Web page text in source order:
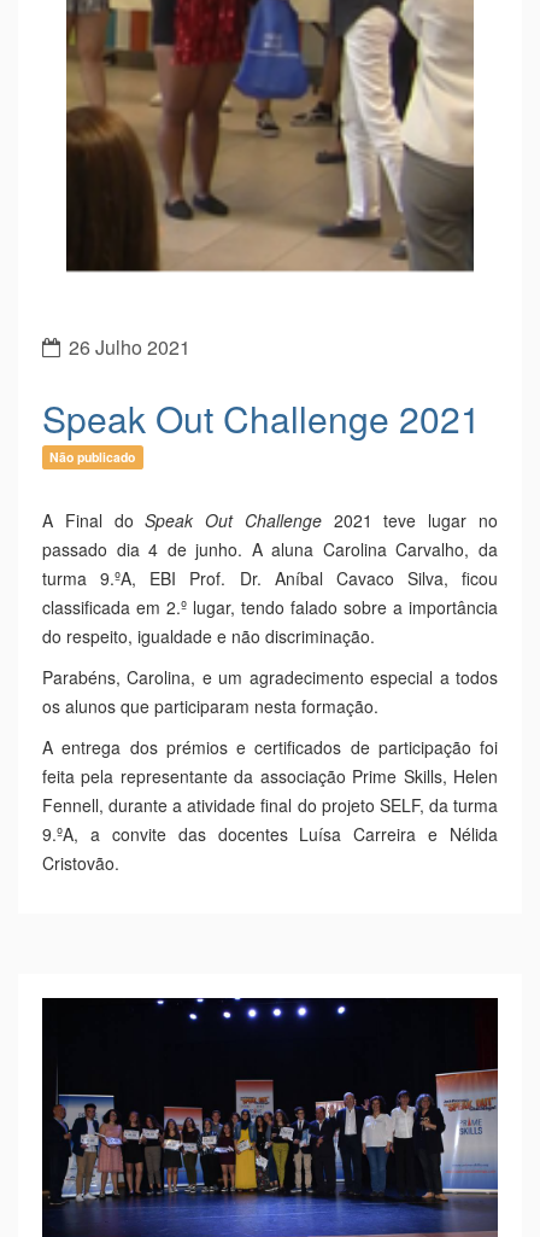
Previous Next
26 Julho 2021
Speak Out Challenge 2021
Não publicado
A Final doSpeak Out Challenge2021 teve lugar no
passado dia 4 de junho. A aluna Carolina Carvalho, da
turma 9.ºA, EBI Prof. Dr. Aníbal Cavaco Silva, ficou
do respeito, igualdade e não discriminação.
Parabéns, Carolina, e um agradecimento especial a todos
os alunos que participaram nesta formação.
A entrega dos prémios e certificados de participação foi